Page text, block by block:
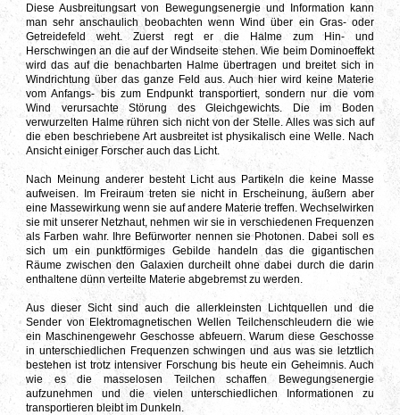
Diese Ausbreitungsart von Bewegungsenergie und Information kann
man sehr anschaulich beobachten wenn Wind über ein Gras- oder
Getreidefeld weht. Zuerst regt er die Halme zum Hin- und
Herschwingen an die auf der Windseite stehen. Wie beim Dominoeffekt
wird das auf die benachbarten Halme übertragen und breitet sich in
Windrichtung über das ganze Feld aus. Auch hier wird keine Materie
vom Anfangs- bis zum Endpunkt transportiert, sondern nur die vom
Wind verursachte Störung des Gleichgewichts. Die im Boden
verwurzelten Halme rühren sich nicht von der Stelle. Alles was sich auf
die eben beschriebene Art ausbreitet ist physikalisch eine Welle. Nach
Ansicht einiger Forscher auch das Licht.
Nach Meinung anderer besteht Licht aus Partikeln die keine Masse
aufweisen. Im Freiraum treten sie nicht in Erscheinung, äußern aber
eine Massewirkung wenn sie auf andere Materie treffen. Wechselwirken
sie mit unserer Netzhaut, nehmen wir sie in verschiedenen Frequenzen
als Farben wahr. Ihre Befürworter nennen sie Photonen. Dabei soll es
sich um ein punktförmiges Gebilde handeln das die gigantischen
Räume zwischen den Galaxien durcheilt ohne dabei durch die darin
enthaltene dünn verteilte Materie abgebremst zu werden.
Aus dieser Sicht sind auch die allerkleinsten Lichtquellen und die
Sender von Elektromagnetischen Wellen Teilchenschleudern die wie
ein Maschinengewehr Geschosse abfeuern. Warum diese Geschosse
in unterschiedlichen Frequenzen schwingen und aus was sie letztlich
bestehen ist trotz intensiver Forschung bis heute ein Geheimnis. Auch
wie es die masselosen Teilchen schaffen Bewegungsenergie
aufzunehmen und die vielen unterschiedlichen Informationen zu
transportieren bleibt im Dunkeln.